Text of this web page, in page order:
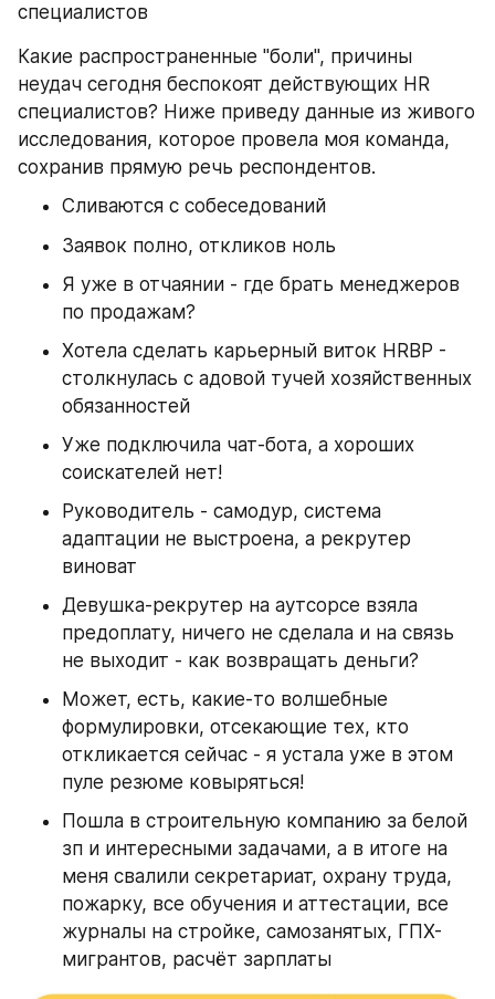
специалистов
Какие распространенные "боли", причины
неудач сегодня беспокоят действующих HR
специалистов? Ниже приведу данные из живого
исследования, которое провела моя команда,
сохранив прямую речь респондентов.
Сливаются с собеседований
Заявок полно, откликов ноль
Я уже в отчаянии - где брать менеджеров
по продажам?
Хотела сделать карьерный виток HRBР -
столкнулась с адовой тучей хозяйственных
обязанностей
Уже подключила чат-бота, а хороших
соискателей нет!
Руководитель - самодур, система
адаптации не выстроена, а рекрутер
виноват
Девушка-рекрутер на аутсорсе взяла
предоплату, ничего не сделала и на связь
не выходит - как возвращать деньги?
Может, есть, какие-то волшебные
формулировки, отсекающие тех, кто
откликается сейчас - я устала уже в этом
пуле резюме ковыряться!
Пошла в строительную компанию за белой
зп и интересными задачами, а в итоге на
меня свалили секретариат, охрану труда,
пожарку, все обучения и аттестации, все
журналы на стройке, самозанятых, ГПХ-
мигрантов, расчёт зарплаты